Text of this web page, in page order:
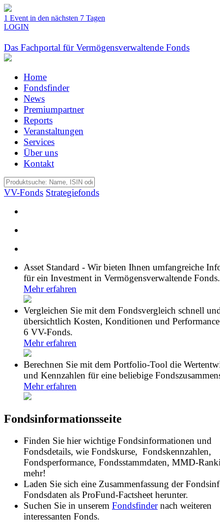
1 Event in den nächsten 7 Tagen
LOGIN
Das Fachportal für Vermögensverwaltende Fonds
Home
Fondsfinder
News
Premiumpartner
Reports
Veranstaltungen
Services
Über uns
Kontakt
VV-Fonds Strategiefonds
Asset Standard - Wir bieten Ihnen umfangreiche
für ein Investment in Vermögensverwaltende Fonds.
Mehr erfahren
Vergleichen Sie mit dem Fondsvergleich schnell
übersichtlich Kosten, Konditionen und
6 VV-Fonds.
Mehr erfahren
Berechnen Sie mit dem Portfolio-Tool die
und Kennzahlen für eine beliebige
Mehr erfahren
Fondsinformationsseite
Finden Sie hier wichtige Fondsinformationen und
Fondsdetails, wie Fondskurse, Fondskennzahlen,
Fondsperformance, Fondsstammdaten, MMD-
mehr!
Laden Sie sich eine Zusammenfassung der
Fondsdaten als ProFund-Factsheet herunter.
Suchen Sie in unserem Fondsfindernach weiteren
interessanten Fonds.